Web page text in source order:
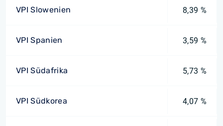
VPI Slowenien 8,39 %
VPI Spanien 3,59 %
VPI Südafrika 5,73 %
VPI Südkorea 4,07 %